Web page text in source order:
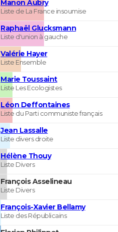
Manon Aubry
Liste de La France insoumise
Raphaël Glucksmann
Liste d'union à gauche
Valérie Hayer
Liste Ensemble
Marie Toussaint
Liste Les Ecologistes
Léon Deffontaines
Liste du Parti communiste français
Jean Lassalle
Liste divers droite
Hélène Thouy
Liste Divers
François Asselineau
Liste Divers
François-Xavier Bellamy
Liste des Républicains